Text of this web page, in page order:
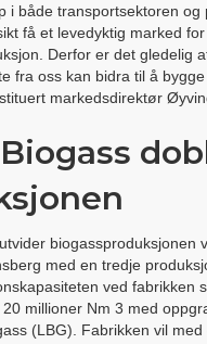
i både transportsektoren og
få et levedyktig marked
Derfor er det gledelig
fra oss kan bidra til å
markedsdirektør
biogassproduksjonen
med en tredje
ved fabrikken
millioner Nm 3 med
(LBG). Fabrikken vil